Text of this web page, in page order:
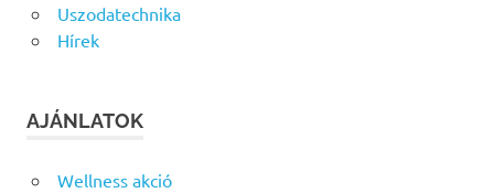
Uszodatechnika
Hírek
AJÁNLATOK
Wellness akció